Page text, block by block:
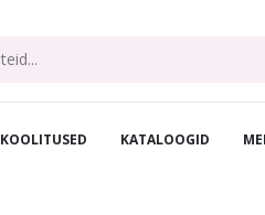
KOOLITUSED KATALOOGID